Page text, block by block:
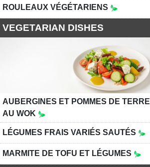
ROULEAUX VÉGÉTARIENS
VEGETARIAN DISHES
AUBERGINES ET POMMES DE TERRE
AU WOK
LÉGUMES FRAIS VARIÉS SAUTÉS
MARMITE DE TOFU ET LÉGUMES